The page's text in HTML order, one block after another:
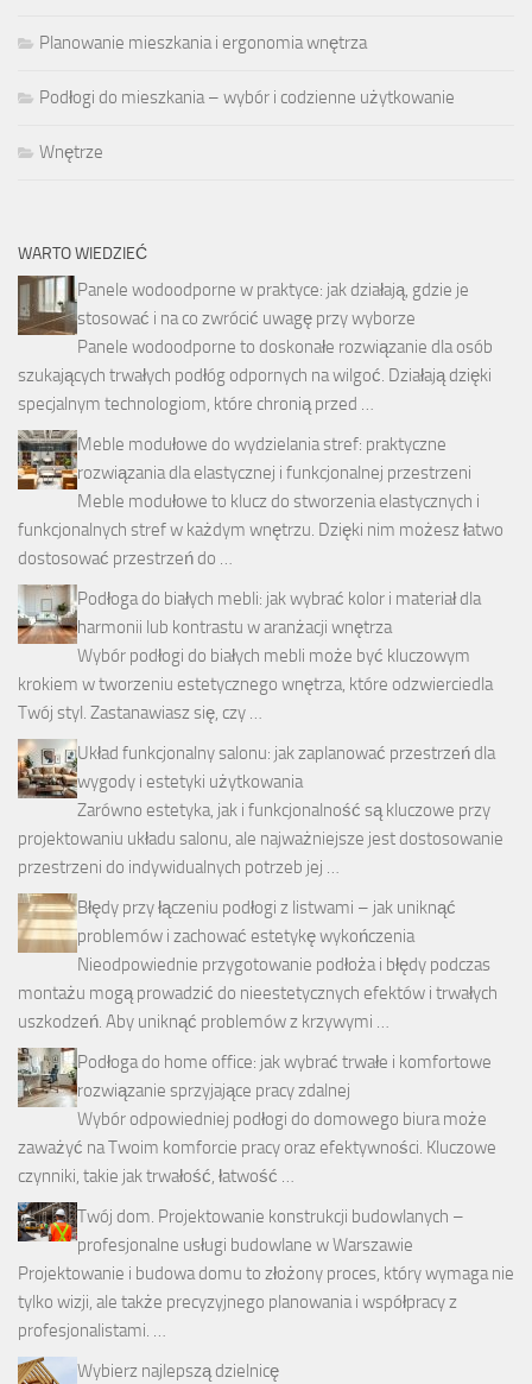
Planowanie mieszkania i ergonomia wnętrza
Podłogi do mieszkania – wybór i codzienne użytkowanie
Wnętrze
WARTO WIEDZIEĆ
Panele wodoodporne w praktyce: jak działają, gdzie je
stosować i na co zwrócić uwagę przy wyborze
Panele wodoodporne to doskonałe rozwiązanie dla osób
szukających trwałych podłóg odpornych na wilgoć. Działają dzięki
specjalnym technologiom, które chronią przed …
Meble modułowe do wydzielania stref: praktyczne
rozwiązania dla elastycznej i funkcjonalnej przestrzeni
Meble modułowe to klucz do stworzenia elastycznych i
funkcjonalnych stref w każdym wnętrzu. Dzięki nim możesz łatwo
dostosować przestrzeń do …
Podłoga do białych mebli: jak wybrać kolor i materiał dla
harmonii lub kontrastu w aranżacji wnętrza
Wybór podłogi do białych mebli może być kluczowym
krokiem w tworzeniu estetycznego wnętrza, które odzwierciedla
Twój styl. Zastanawiasz się, czy …
Układ funkcjonalny salonu: jak zaplanować przestrzeń dla
wygody i estetyki użytkowania
Zarówno estetyka, jak i funkcjonalność są kluczowe przy
projektowaniu układu salonu, ale najważniejsze jest dostosowanie
przestrzeni do indywidualnych potrzeb jej …
Błędy przy łączeniu podłogi z listwami – jak uniknąć
problemów i zachować estetykę wykończenia
Nieodpowiednie przygotowanie podłoża i błędy podczas
montażu mogą prowadzić do nieestetycznych efektów i trwałych
uszkodzeń. Aby uniknąć problemów z krzywymi …
Podłoga do home office: jak wybrać trwałe i komfortowe
rozwiązanie sprzyjające pracy zdalnej
Wybór odpowiedniej podłogi do domowego biura może
zaważyć na Twoim komforcie pracy oraz efektywności. Kluczowe
czynniki, takie jak trwałość, łatwość …
Twój dom. Projektowanie konstrukcji budowlanych –
profesjonalne usługi budowlane w Warszawie
Projektowanie i budowa domu to złożony proces, który wymaga nie
tylko wizji, ale także precyzyjnego planowania i współpracy z
profesjonalistami. …
Wybierz najlepszą dzielnicę